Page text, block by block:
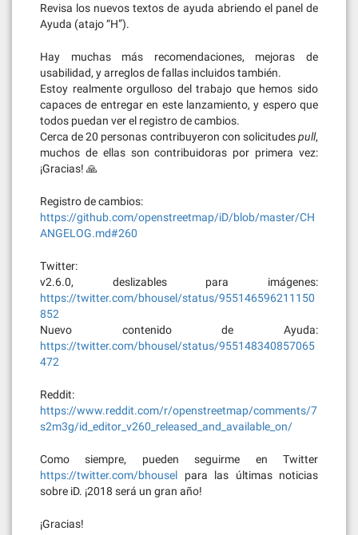
Revisa los nuevos textos de ayuda abriendo el panel de
Ayuda (atajo “H”).
Hay muchas más recomendaciones, mejoras de
usabilidad, y arreglos de fallas incluidos también.
Estoy realmente orgulloso del trabajo que hemos sido
capaces de entregar en este lanzamiento, y espero que
todos puedan ver el registro de cambios.
Cerca de 20 personas contribuyeron con solicitudespull,
muchos de ellas son contribuidoras por primera vez:
¡Gracias! 🙏
Registro de cambios:
https://github.com/openstreetmap/iD/blob/master/CH
ANGELOG.md#260
Twitter:
v2.6.0, deslizables para imágenes:
https://twitter.com/bhousel/status/955146596211150
852
Nuevo contenido de Ayuda:
https://twitter.com/bhousel/status/955148340857065
472
Reddit:
https://www.reddit.com/r/openstreetmap/comments/7
s2m3g/id_editor_v260_released_and_available_on/
Como siempre, pueden seguirme en Twitter
https://twitter.com/bhousel para las últimas noticias
sobre iD. ¡2018 será un gran año!
¡Gracias!